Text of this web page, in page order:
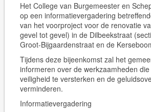
Het College van Burgemeester en
op een informatievergadering
van het voorproject voor de renovatie
gevel tot gevel) in de Dilbeekstraat
Groot-Bijgaardenstraat en de
Tijdens deze bijeenkomst zal het
informeren over de werkzaamheden
veiligheid te versterken en de
verminderen.
Informatievergadering